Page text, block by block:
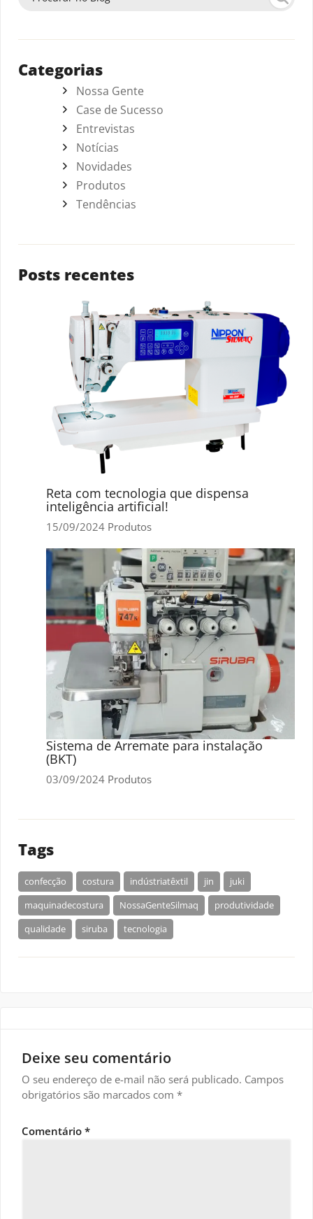
Categorias
Nossa Gente
Case de Sucesso
Entrevistas
Notícias
Novidades
Produtos
Tendências
Posts recentes
Reta com tecnologia que dispensa
inteligência artificial!
15/09/2024 Produtos
Sistema de Arremate para instalação
(BKT)
03/09/2024 Produtos
Tags
confecção costura indústriatêxtil jin
juki
maquinadecostura
NossaGenteSilmaq
produtividade
qualidade
siruba tecnologia
Deixe seu comentário
O seu endereço de e-mail não será publicado. Campos
obrigatórios são marcados com *
Comentário *